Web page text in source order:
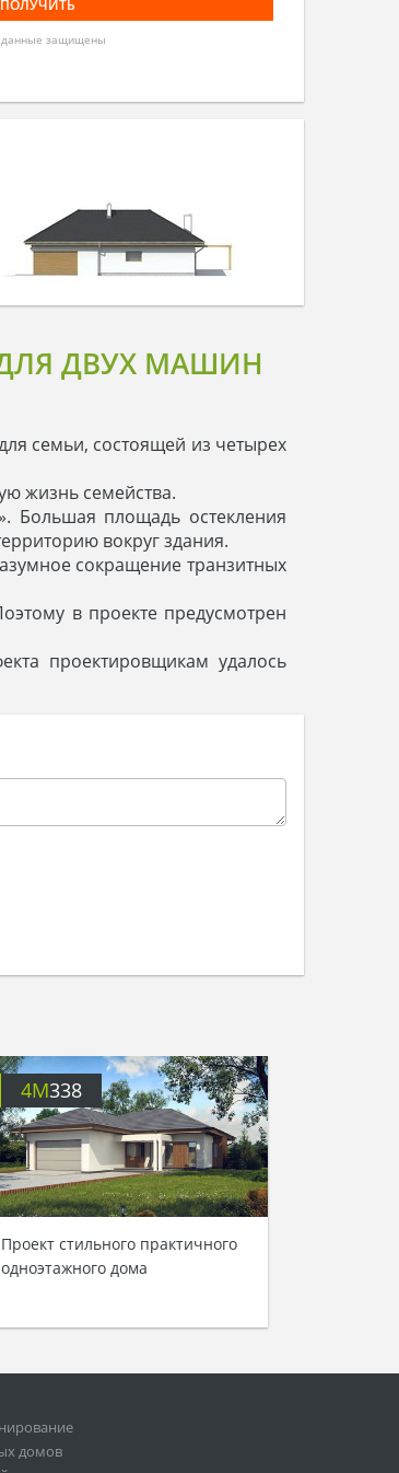
защищены
ДВУХ МАШИН
семьи, состоящей из четырех
жизнь семейства.
Большая площадь остекления
вокруг здания.
сокращение транзитных
в проекте предусмотрен
проектировщикам удалось
4M338
Проект стильного практичного
одноэтажного дома
домов